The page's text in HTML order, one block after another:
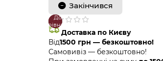
Закінчився
В
закладки
До
порівняння
Доставка по Києву
Від1500 грн — безкоштовно!
Самовивіз — безкоштовно!